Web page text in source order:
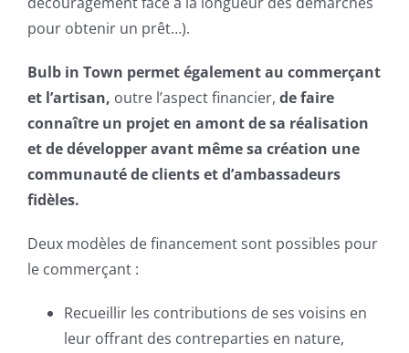
pour obtenir un prêt…).
Bulb in Town permet également au commerçant
et l’artisan, outre l’aspect financier, de faire
connaître un projet en amont de sa réalisation
et de développer avant même sa création une
communauté de clients et d’ambassadeurs
fidèles.
Deux modèles de financement sont possibles pour
le commerçant :
Recueillir les contributions de ses voisins en
leur offrant des contreparties en nature,